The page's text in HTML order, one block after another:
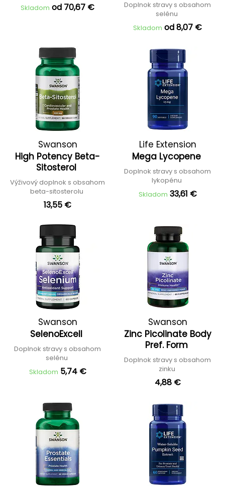
Skladom od 70,67 €
Doplnok stravy s obsahom
selénu
Skladom od 8,07 €
Swanson
High Potency Beta-
Sitosterol
Výživový doplnok s obsahom
beta-sitosterolu
13,55 €
Life Extension
Mega Lycopene
Doplnok stravy s obsahom
lykopénu
Skladom 33,61 €
Swanson
SelenoExcell
Doplnok stravy s obsahom
selénu
Skladom 5,74 €
Swanson
Zinc Picolinate Body
Pref. Form
Doplnok stravy s obsahom
zinku
4,88 €